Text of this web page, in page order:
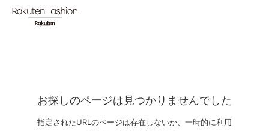
お探しのページは見つかりませんでした
指定されたURLのページは存在しないか、一時的に利用